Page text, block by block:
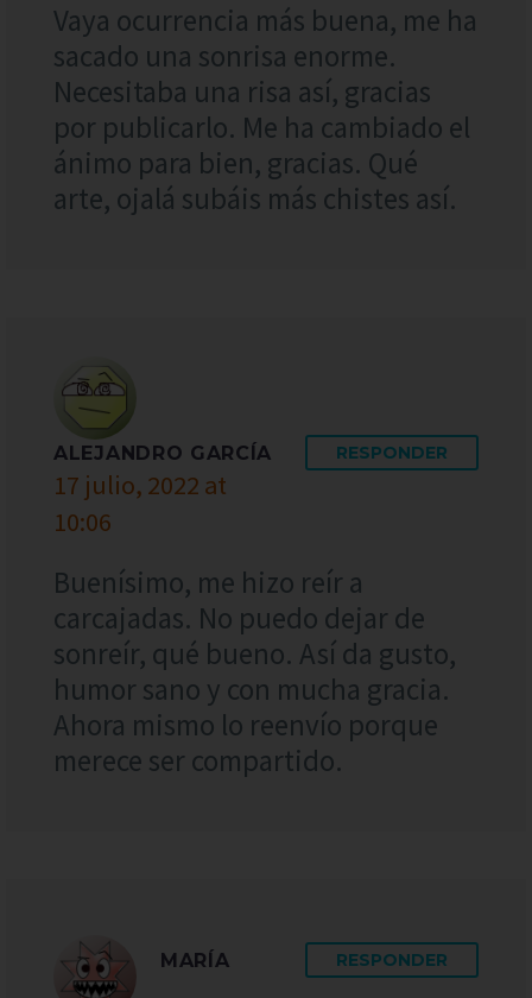
Vaya ocurrencia más buena, me ha
sacado una sonrisa enorme.
Necesitaba una risa así, gracias
por publicarlo. Me ha cambiado el
ánimo para bien, gracias. Qué
arte, ojalá subáis más chistes así.
ALEJANDRO GARCÍA
17 julio, 2022 at
10:06
RESPONDER
Buenísimo, me hizo reír a
carcajadas. No puedo dejar de
sonreír, qué bueno. Así da gusto,
humor sano y con mucha gracia.
Ahora mismo lo reenvío porque
merece ser compartido.
MARÍA RESPONDER